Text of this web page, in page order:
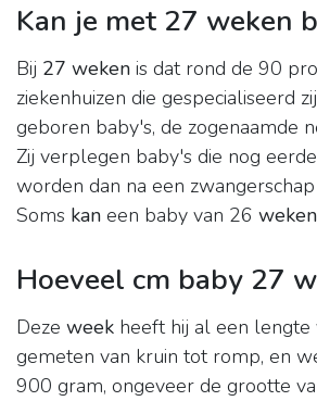
Kan je met 27 weken
Bij 27 weken is dat rond de 90
ziekenhuizen die gespecialiseerd
geboren baby's, de zogenaamde
Zij verplegen baby's die nog
worden dan na een
Soms kan een baby van 26 weken
Hoeveel cm baby 27
Deze week heeft hij al een lengte
gemeten van kruin tot romp, en
900 gram, ongeveer de grootte